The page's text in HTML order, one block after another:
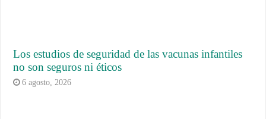
Los estudios de seguridad de las vacunas infantiles
no son seguros ni éticos
6 agosto, 2026